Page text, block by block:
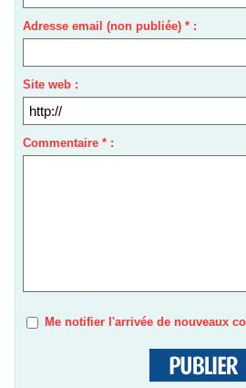
Adresse email (non publiée) * :
Site web :
Commentaire * :
Me notifier l'arrivée de nouveaux